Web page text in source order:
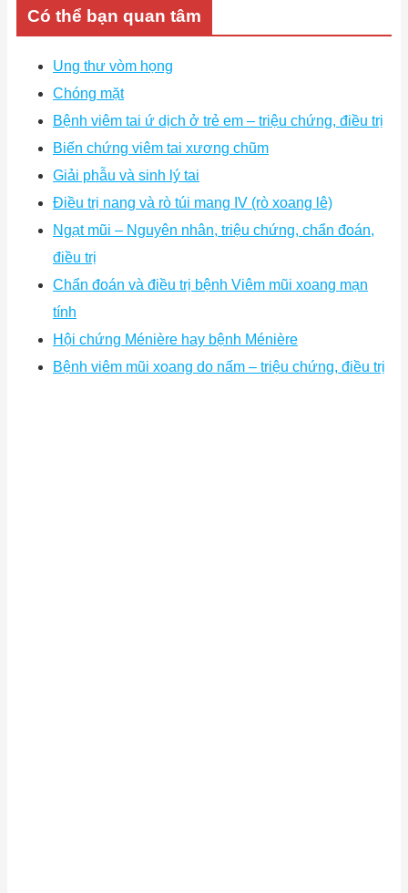
Có thể bạn quan tâm
Ung thư vòm họng
Chóng mặt
Bệnh viêm tai ứ dịch ở trẻ em – triệu chứng, điều trị
Biến chứng viêm tai xương chũm
Giải phẫu và sinh lý tai
Điều trị nang và rò túi mang IV (rò xoang lê)
Ngạt mũi – Nguyên nhân, triệu chứng, chẩn đoán,
điều trị
Chẩn đoán và điều trị bệnh Viêm mũi xoang mạn
tính
Hội chứng Ménière hay bệnh Ménière
Bệnh viêm mũi xoang do nấm – triệu chứng, điều trị